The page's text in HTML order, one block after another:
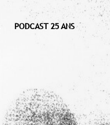
PODCAST 25 ANS